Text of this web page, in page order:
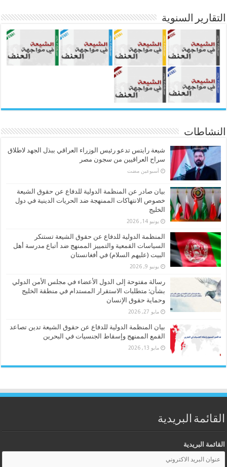
التقارير السنوية
النشاطات
شيعة رايتس تدعو رئيس الوزراء العراقي ببذل الجهد لاطلاق
سراح العراقيين من سجون مصر
‏أسبوعين مضت
بيان صادر عن المنظمة الدولية للدفاع عن حقوق الشيعة
خصوص الانتهاكات الممنهجة ضد الحريات الدينية في دول
الخليج
يونيو 14, 2026
المنظمة الدولية للدفاع عن حقوق الشيعة تستنكر
السياسات القمعية والتمييز الممنهج ضد أتباع مدرسة أهل
البيت (عليهم السلام) في أفغانستان
يونيو 9, 2026
رسالة مفتوحة إلى الدول الأعضاء في مجلس الأمن الدولي
بشأن: متطلبات الاستقرار المستدام في منطقة الخليج
وحماية حقوق الإنسان
مايو 27, 2026
بيان المنظمة الدولية للدفاع عن حقوق الشيعة تدين تصاعد
القمع الممنهج وإسقاط الجنسيات في البحرين
مايو 13, 2026
القائمة البريدية
القائمة البريدية